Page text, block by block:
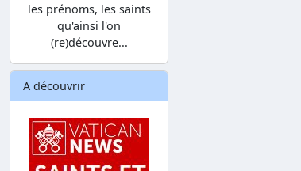
les prénoms, les saints
qu'ainsi l'on
(re)découvre...
A découvrir